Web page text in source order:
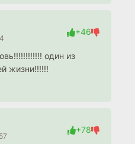
+46
один из
жизни!!!!!!
+78